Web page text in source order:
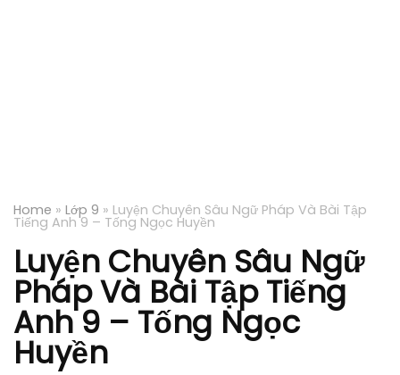
Home » Lớp 9 » Luyện Chuyên Sâu Ngữ Pháp Và Bài Tập
Tiếng Anh 9 – Tống Ngọc Huyền
Luyện Chuyên Sâu Ngữ
Pháp Và Bài Tập Tiếng
Anh 9 – Tống Ngọc
Huyền